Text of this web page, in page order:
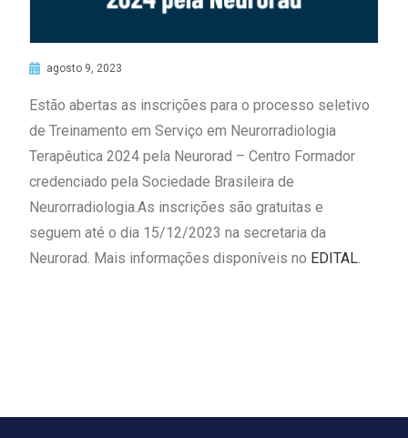
agosto 9, 2023
Estão abertas as inscrições para o processo seletivo
de Treinamento em Serviço em Neurorradiologia
Terapêutica 2024 pela Neurorad – Centro Formador
credenciado pela Sociedade Brasileira de
Neurorradiologia.As inscrições são gratuitas e
seguem até o dia 15/12/2023 na secretaria da
Neurorad. Mais informações disponíveis no EDITAL.